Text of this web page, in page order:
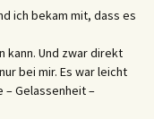
ich bekam mit, dass es
kann. Und zwar direkt
bei mir. Es war leicht
– Gelassenheit –